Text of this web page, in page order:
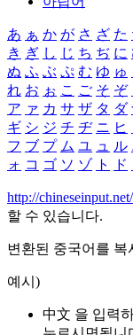
あ ぁ か が さ ざ た
き ぎ し じ ち ぢ に
ぬ ふ ぶ ぷ む ゆ ゅ
れ お ぉ こ ご そ ぞ
ア ァ カ サ ザ タ ダ
ギ シ ジ チ ヂ ニ ヒ
フ ブ プ ム ユ ュ ル
ォ コ ゴ ソ ゾ ト ド
http://chineseinput.net/
할 수 있습니다.
변환된 중국어를 복
예시)
中文 을 입력